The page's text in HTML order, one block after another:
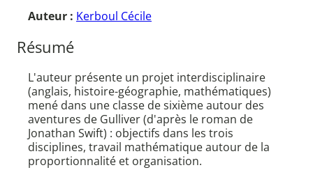
Auteur : Kerboul Cécile
Résumé
L'auteur présente un projet interdisciplinaire
(anglais, histoire-géographie, mathématiques)
mené dans une classe de sixième autour des
aventures de Gulliver (d'après le roman de
Jonathan Swift) : objectifs dans les trois
disciplines, travail mathématique autour de la
proportionnalité et organisation.